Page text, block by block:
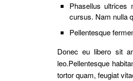
Phasellus ultrices
cursus. Nam nulla
Pellentesque
Donec eu libero sit
leo.Pellentesque
tortor quam, feugiat